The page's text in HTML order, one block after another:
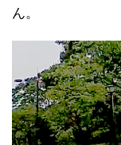
ん。